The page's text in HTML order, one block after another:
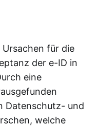
Ursachen für die
der e-ID in
eine
Datenschutz- und
welche